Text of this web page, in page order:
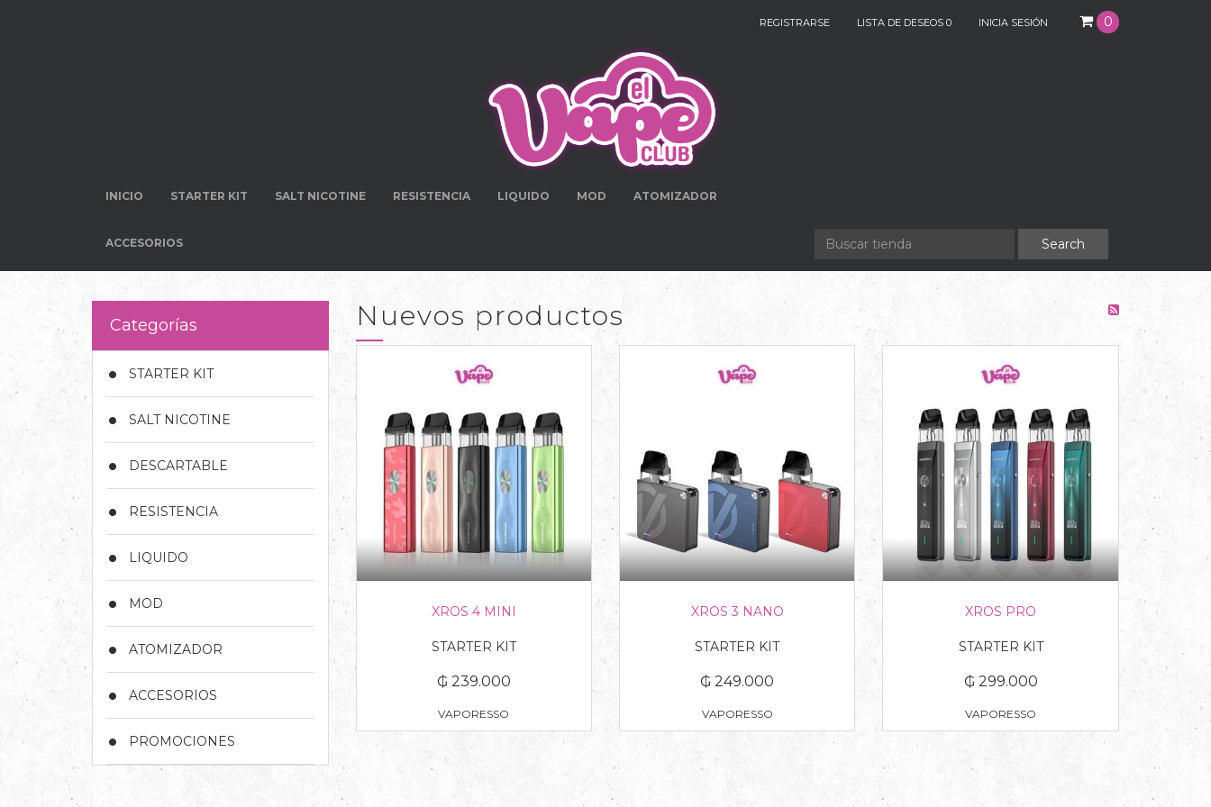
0
REGISTRARSE LISTA DE DESEOS 0 INICIA SESIÓN
INICIO STARTER KIT SALT NICOTINE RESISTENCIA LIQUIDO MOD ATOMIZADOR
ACCESORIOS
Categorías
STARTER KIT
SALT NICOTINE
DESCARTABLE
RESISTENCIA
LIQUIDO
MOD
ATOMIZADOR
ACCESORIOS
PROMOCIONES
Nuevos productos
XROS 4 MINI
STARTER KIT
₲ 239.000
VAPORESSO
XROS 3 NANO
STARTER KIT
₲ 249.000
VAPORESSO
XROS PRO
STARTER KIT
₲ 299.000
VAPORESSO